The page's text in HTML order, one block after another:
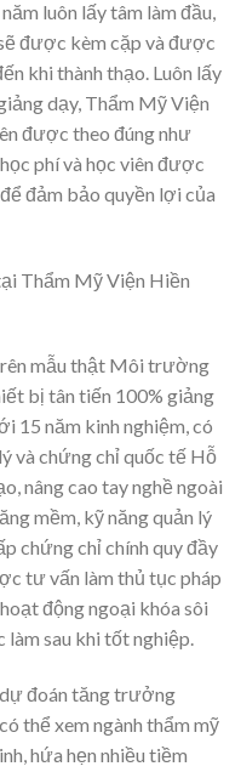
luôn lấy tâm làm đầu,
được kèm cặp và được
khi thành thạo. Luôn lấy
dạy, Thẩm Mỹ Viện
được theo đúng như
phí và học viên được
đảm bảo quyền lợi của
Thẩm Mỹ Viện Hiền
mẫu thật Môi trường
bị tân tiến 100% giảng
15 năm kinh nghiệm, có
và chứng chỉ quốc tế Hỗ
nâng cao tay nghề ngoài
mềm, kỹ năng quản lý
chứng chỉ chính quy đầy
tư vấn làm thủ tục pháp
động ngoại khóa sôi
sau khi tốt nghiệp.
đoán tăng trưởng
thể xem ngành thẩm mỹ
hứa hẹn nhiều tiềm